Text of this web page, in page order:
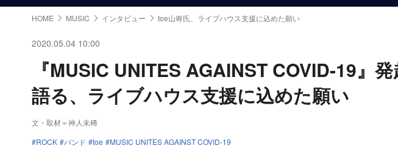
HOME MUSIC インタビュー toe山㟢氏、ライブハウス支援に込めた願い
2020.05.04 10:00
『MUSIC UNITES AGAINST COVID-19』
語る、ライブハウス支援に込めた願い
文・取材＝神人未稀
ROCK
バンド toe MUSIC UNITES AGAINST COVID-19